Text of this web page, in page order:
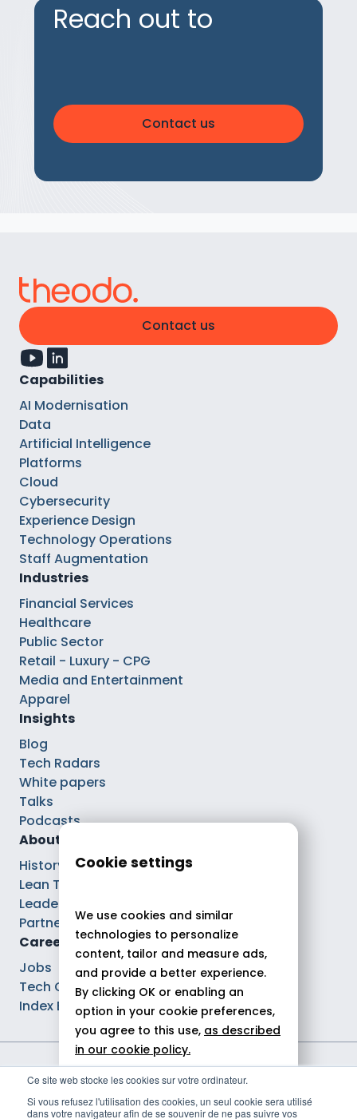
Ce site web stocke les cookies sur votre ordinateur.
Si vous refusez l'utilisation des cookies, un seul cookie sera utilisé
dans votre navigateur afin de se souvenir de ne pas suivre vos
Reach out to
Contact us
Contact us
Capabilities
AI Modernisation
Data
Artificial Intelligence
Platforms
Cloud
Cybersecurity
Experience Design
Technology Operations
Staff Augmentation
Industries
Financial Services
Healthcare
Public Sector
Retail - Luxury - CPG
Media and Entertainment
Apparel
Insights
Blog
Tech Radars
White papers
Talks
Podcasts
About
History
Lean Tech®
Leaders
Partnerships
Careers
Jobs
Tech Careers
Index Ega Pro
Legal notices
Cookie policy
Cookie settings
We use cookies and similar
technologies to personalize
content, tailor and measure ads,
and provide a better experience.
By clicking OK or enabling an
option in your cookie preferences,
you agree to this use, as described
in our cookie policy.
Allow all